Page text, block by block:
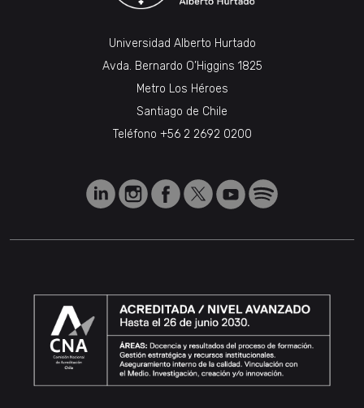
Universidad Alberto Hurtado
Avda. Bernardo O’Higgins 1825
Metro Los Héroes
Santiago de Chile
Teléfono +56 2 2692 0200